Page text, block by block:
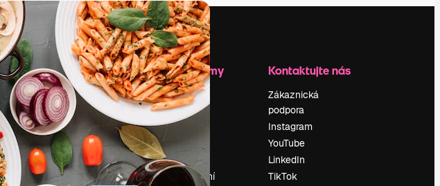
Začněte
Academy
Dokumentace
Podpora
Podmínky použití
Zásady ochrany
osobních údajů
Zdroje firmy
Ocenění
O nás
Recenze
Kariéra
Trendy
vyhledávání
Kontaktujte nás
Zákaznická
podpora
Instagram
YouTube
LinkedIn
TikTok